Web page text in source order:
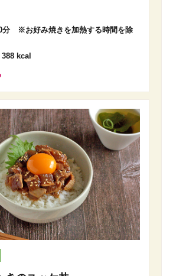
分 ※お好み焼きを加熱する時間を除
388 kcal